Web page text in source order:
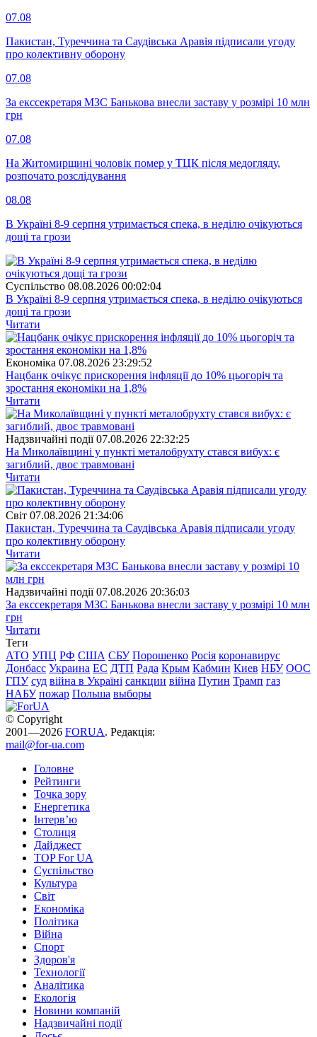
07.08
Пакистан, Туреччина та Саудівська Аравія підписали угоду
про колективну оборону
07.08
За екссекретаря МЗС Банькова внесли заставу у розмірі 10 млн
грн
07.08
На Житомирщині чоловік помер у ТЦК після медогляду,
розпочато розслідування
08.08
В Україні 8-9 серпня утримається спека, в неділю очікуються
дощі та грози
Суспiльство 08.08.2026 00:02:04
В Україні 8-9 серпня утримається спека, в неділю очікуються
дощі та грози
Читати
Економіка 07.08.2026 23:29:52
Нацбанк очікує прискорення інфляції до 10% цьогоріч та
зростання економіки на 1,8%
Читати
Надзвичайні події 07.08.2026 22:32:25
На Миколаївщині у пункті металобрухту стався вибух: є
загиблий, двоє травмовані
Читати
Свiт 07.08.2026 21:34:06
Пакистан, Туреччина та Саудівська Аравія підписали угоду
про колективну оборону
Читати
Надзвичайні події 07.08.2026 20:36:03
За екссекретаря МЗС Банькова внесли заставу у розмірі 10 млн
грн
Читати
Теги
АТО УПЦ РФ США СБУ Порошенко Росія коронавирус
Донбасс Украина ЕС ДТП Рада Крым Кабмин Киев НБУ ООС
ГПУ суд війна в Україні санкции війна Путин Трамп газ
НАБУ пожар Польша выборы
© Copyright
2001—2026 FORUA. Редакція:
mail@for-ua.com
Головне
Рейтинги
Точка зору
Енергетика
Інтерв’ю
Столиця
Дайджест
TOP For UA
Суспiльство
Культура
Світ
Економіка
Політика
Війна
Спорт
Здоров'я
Технології
Аналітика
Екологія
Новини компаній
Надзвичайні події